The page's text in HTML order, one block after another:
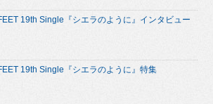
19th Single『シエラのように』インタビュー
19th Single『シエラのように』特集